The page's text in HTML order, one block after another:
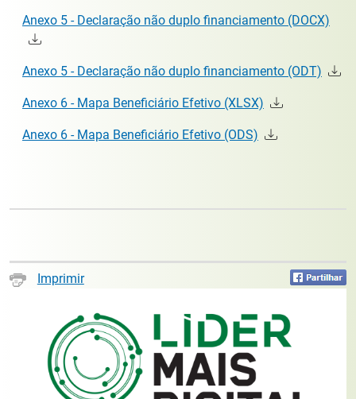
Anexo 5 - Declaração não duplo financiamento (DOCX)
Anexo 5 - Declaração não duplo financiamento (ODT)
Anexo 6 - Mapa Beneficiário Efetivo (XLSX)
Anexo 6 - Mapa Beneficiário Efetivo (ODS)
Imprimir